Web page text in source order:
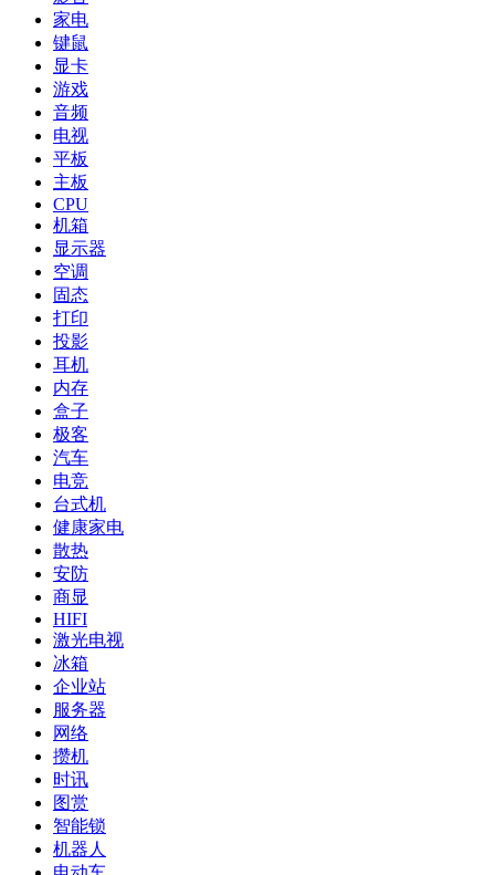
家电
键鼠
显卡
游戏
音频
电视
平板
主板
CPU
机箱
显示器
空调
固态
打印
投影
耳机
内存
盒子
极客
汽车
电竞
台式机
健康家电
散热
安防
商显
HIFI
激光电视
冰箱
企业站
服务器
网络
攒机
时讯
图赏
智能锁
机器人